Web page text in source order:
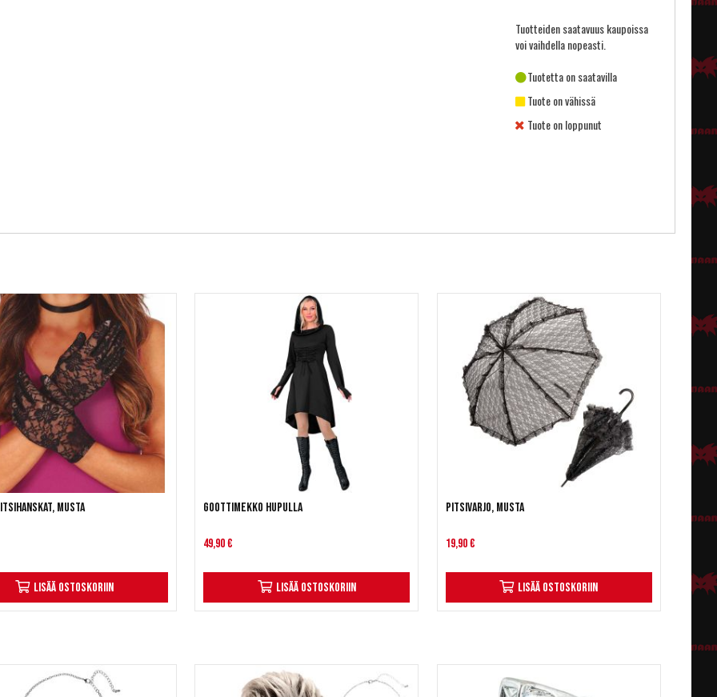
Tuotteiden saatavuus kaupoissa
voi vaihdella nopeasti.
Tuotetta on saatavilla
Tuote on vähissä
Tuote on loppunut
Musta
Lisää ostoskoriin
Goottimekko hupulla
49,90 €
Lisää ostoskoriin
Pitsivarjo, musta
19,90 €
Lisää ostoskoriin